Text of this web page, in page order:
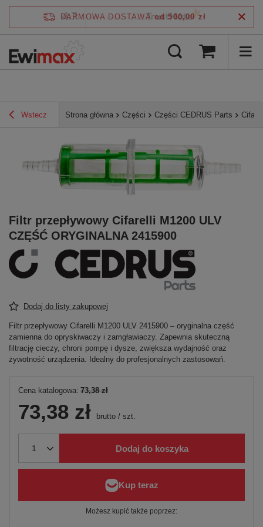
DARMOWA DOSTAWA od 500,00 zł
Wstecz Strona główna Części Części CEDRUS Parts
Filtr przepływowy Cifarelli M1200 ULV
CZĘŚĆ ORYGINALNA 2415900
Dodaj do listy zakupowej
Filtr przepływowy Cifarelli M1200 ULV 2415900 – oryginalna część
zamienna do opryskiwaczy i zamgławiaczy. Zapewnia skuteczną
filtrację cieczy, chroni pompę i dysze, zwiększa wydajność oraz
żywotność urządzenia. Idealny do profesjonalnych zastosowań.
Cena katalogowa: 73,38 zł
73,38 zł brutto / szt.
Dodaj do koszyka
Możesz kupić także poprzez:
4.7/5 zweryfikowane przez